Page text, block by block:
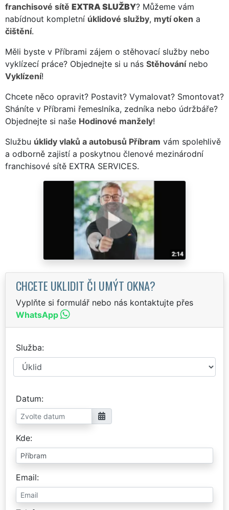
franchisové sítě EXTRA SLUŽBY? Můžeme vám
nabídnout kompletní úklidové služby, mytí oken a
čištění.
Měli byste v Příbrami zájem o stěhovací služby nebo
vyklízecí práce? Objednejte si u nás Stěhovánínebo
Vyklízení!
Chcete něco opravit? Postavit? Vymalovat? Smontovat?
Sháníte v Příbrami řemeslníka, zedníka nebo údržbáře?
Objednejte si naše Hodinové manžely!
Službu úklidy vlaků a autobusů Příbram vám spolehlivě
a odborně zajistí a poskytnou členové mezinárodní
franchisové sítě EXTRA SERVICES.
CHCETE UKLIDIT ČI UMÝT OKNA?
Vyplňte si formulář nebo nás kontaktujte přes
WhatsApp
Služba
Datum
Kde
Email